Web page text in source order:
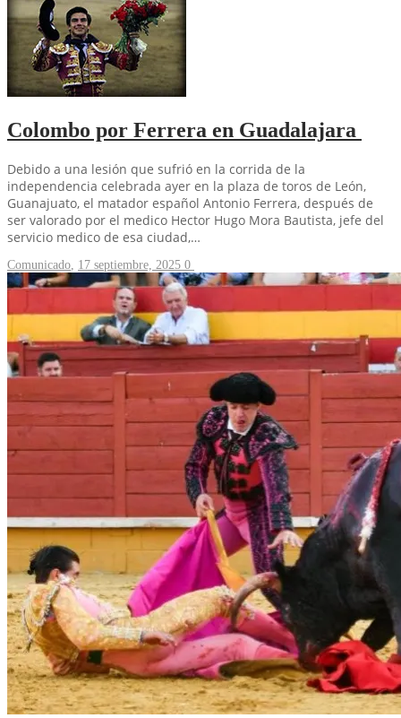
Colombo por Ferrera en Guadalajara
Debido a una lesión que sufrió en la corrida de la
independencia celebrada ayer en la plaza de toros de León,
Guanajuato, el matador español Antonio Ferrera, después de
ser valorado por el medico Hector Hugo Mora Bautista, jefe del
servicio medico de esa ciudad,…
Comunicado 17 septiembre, 2025 0